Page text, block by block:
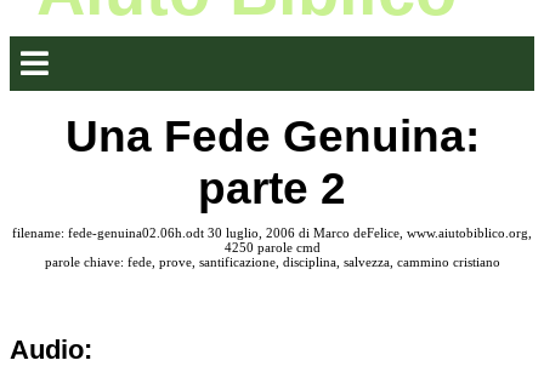
Una Fede Genuina:
parte 2
filename: fede-genuina02.06h.odt 30 luglio, 2006 di Marco deFelice, www.aiutobiblico.org,
4250 parole cmd
parole chiave: fede, prove, santificazione, disciplina, salvezza, cammino cristiano
Audio: